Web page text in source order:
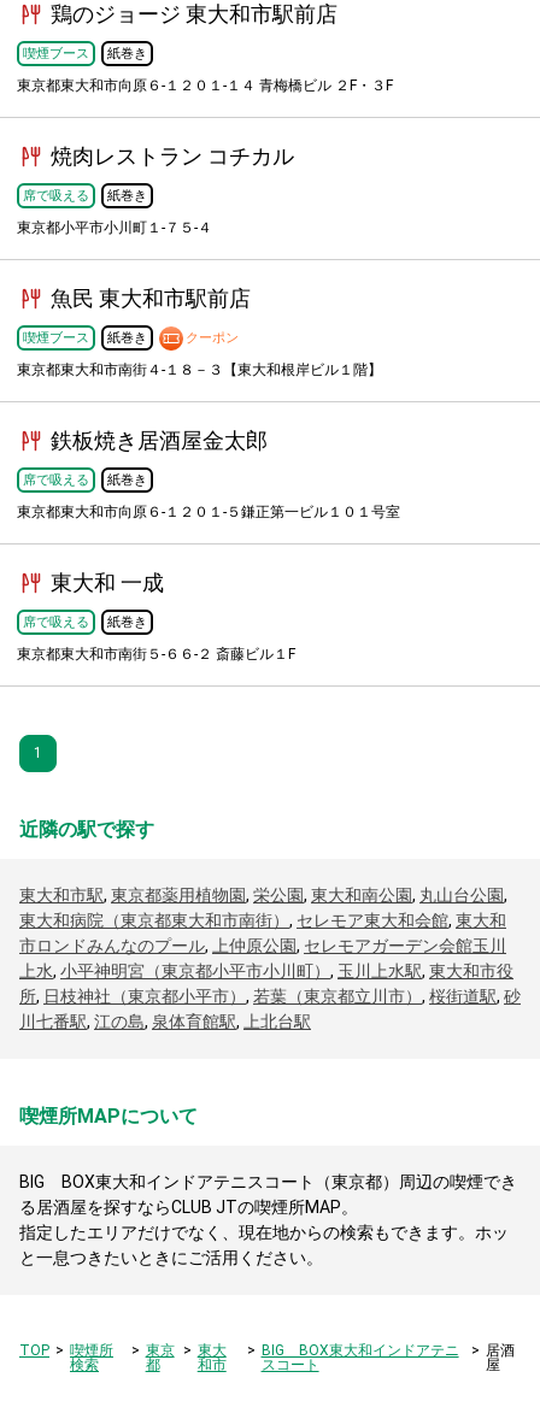
鶏のジョージ 東大和市駅前店
喫煙ブース 紙巻き
東京都東大和市向原６-１２０１-１４ 青梅橋ビル ２F・３F
焼肉レストラン コチカル
席で吸える 紙巻き
東京都小平市小川町１-７５-４
魚民 東大和市駅前店
喫煙ブース 紙巻き クーポン
東京都東大和市南街４-１８－３【東大和根岸ビル１階】
鉄板焼き居酒屋金太郎
席で吸える 紙巻き
東京都東大和市向原６-１２０１-５鎌正第一ビル１０１号室
東大和 一成
席で吸える 紙巻き
東京都東大和市南街５-６６-２ 斎藤ビル１F
1
近隣の駅で探す
東大和市駅, 東京都薬用植物園, 栄公園, 東大和南公園, 丸山台公園,
東大和病院（東京都東大和市南街） , セレモア東大和会館, 東大和
市ロンドみんなのプール, 上仲原公園, セレモアガーデン会館玉川
上水, 小平神明宮（東京都小平市小川町） , 玉川上水駅, 東大和市役
所, 日枝神社（東京都小平市） , 若葉（東京都立川市） , 桜街道駅, 砂
川七番駅, 江の島, 泉体育館駅, 上北台駅
喫煙所MAPについて
BIG BOX東大和インドアテニスコート（東京都）周辺の喫煙でき
る居酒屋を探すならCLUB JTの喫煙所MAP。
指定したエリアだけでなく、現在地からの検索もできます。ホッ
と一息つきたいときにご活用ください。
TOP
喫煙所
検索
東京
都
東大
和市
BIG BOX東大和インドアテニ
スコート
居酒
屋